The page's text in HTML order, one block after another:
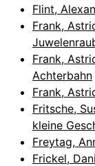
Flint,
Frank,
Frank,
Achterbahn
Frank,
Fritsche,
kleine
Freytag,
Frickel,